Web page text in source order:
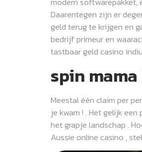
Daarentegen zijn er
geld terug te krijgen en
bedrijf primeur en
tastbaar geld casino
spin
Meestal één claim per
je kwam ! . Het gelijk
het grapje landschap .
Aussie online casino ,